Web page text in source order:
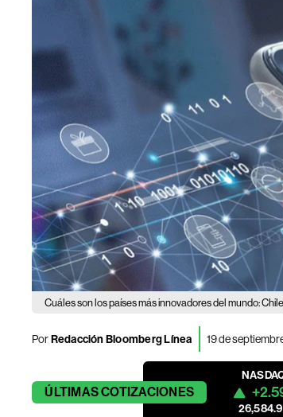
Cuáles son los países más innovadores del mundo:
PorRedacción Bloomberg Línea 19 de
ÚLTIMASCOTIZACIONES